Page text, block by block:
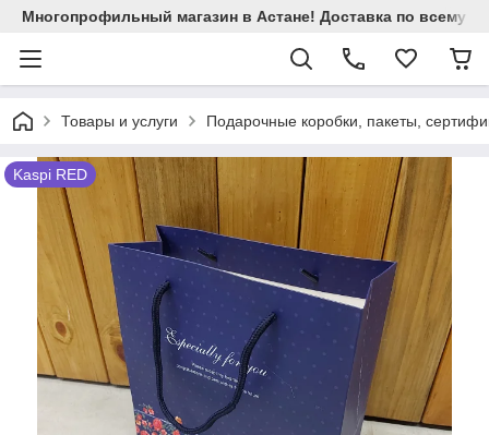
Многопрофильный магазин в Астане! Доставка по всему
Товары и услуги Подарочные коробки, пакеты,
Kaspi RED